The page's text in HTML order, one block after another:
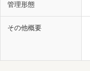
管理形態
その他概要